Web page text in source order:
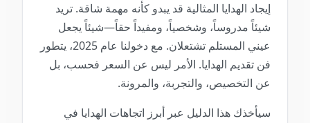
إيجاد الهدايا المثالية قد يبدو كأنه مهمة شاقة. تريد
شيئاً مدروساً، وشخصياً، ومفيداً حقاً—شيئاً يجعل
عيني المستلم تشتعلان. مع دخولنا عام 2025، يتطور
فن تقديم الهدايا. الأمر ليس عن السعر فحسب، بل
عن التخصيص، والتجربة، والمرونة.
سيأخذك هذا الدليل عبر أبرز اتجاهات الهدايا في